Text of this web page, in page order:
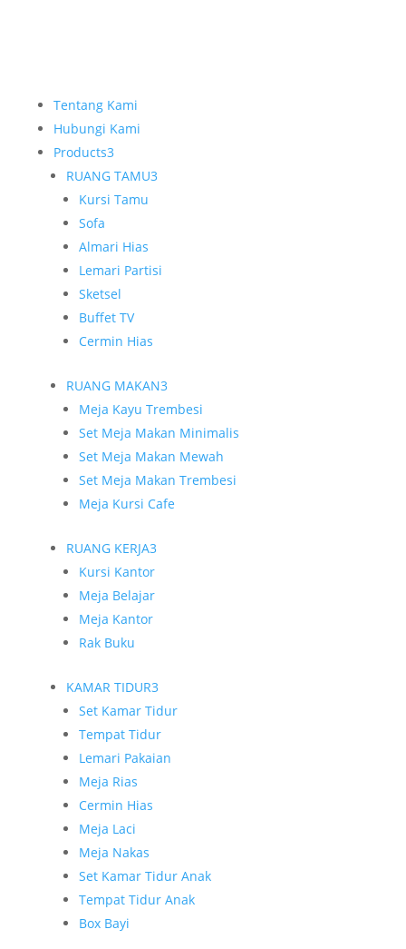
Tentang Kami
Hubungi Kami
Products3
RUANG TAMU3
Kursi Tamu
Sofa
Almari Hias
Lemari Partisi
Sketsel
Buffet TV
Cermin Hias
RUANG MAKAN3
Meja Kayu Trembesi
Set Meja Makan Minimalis
Set Meja Makan Mewah
Set Meja Makan Trembesi
Meja Kursi Cafe
RUANG KERJA3
Kursi Kantor
Meja Belajar
Meja Kantor
Rak Buku
KAMAR TIDUR3
Set Kamar Tidur
Tempat Tidur
Lemari Pakaian
Meja Rias
Cermin Hias
Meja Laci
Meja Nakas
Set Kamar Tidur Anak
Tempat Tidur Anak
Box Bayi